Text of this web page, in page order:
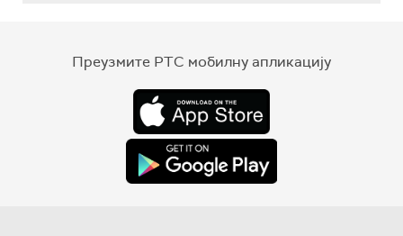
Преузмите РТС мобилну апликацију